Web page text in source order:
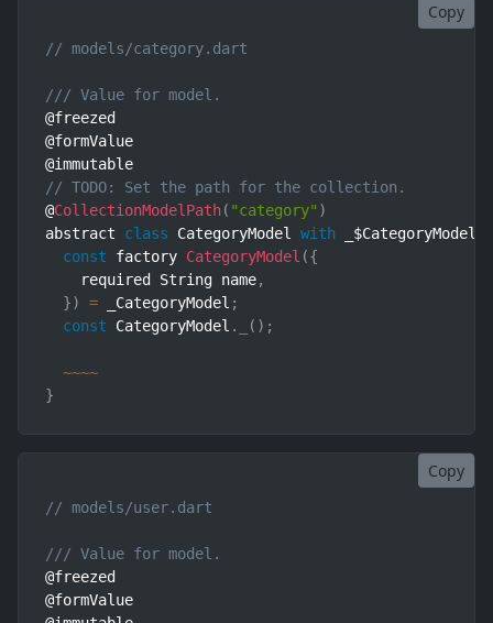
Copy
// models/category.dart
/// Value for model.
@freezed
@formValue
// TODO: Set the path for the collection.
@CollectionModelPath( "category" )
abstract class CategoryModel with _$CategoryModel
const factory CategoryModel ({
    required String name
,
}) = _CategoryModel ;
const CategoryModel . ( ) ;
~~~~
}
Copy
// models/user.dart
/// Value for model.
@freezed
@formValue